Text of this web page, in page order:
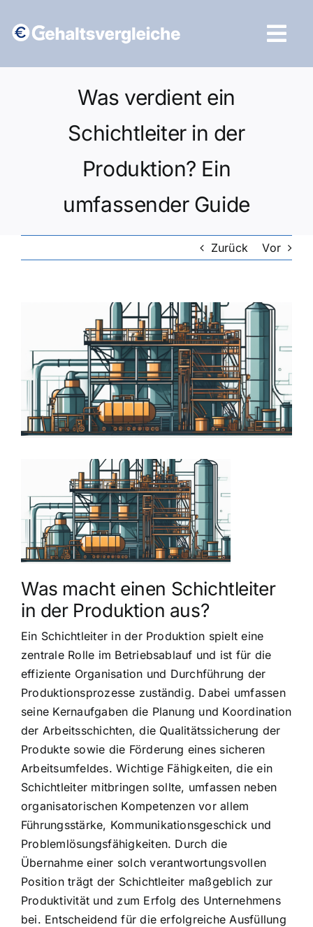
Inhalt
Was verdient ein
Schichtleiter in der
Produktion? Ein
umfassender Guide
Zurück Vor
Bild
Was macht einen Schichtleiter
in der Produktion aus?
Ein Schichtleiter in der Produktion spielt eine
zentrale Rolle im Betriebsablauf und ist für die
effiziente Organisation und Durchführung der
Produktionsprozesse zuständig. Dabei umfassen
seine Kernaufgaben die Planung und Koordination
der Arbeitsschichten, die Qualitätssicherung der
Produkte sowie die Förderung eines sicheren
Arbeitsumfeldes. Wichtige Fähigkeiten, die ein
Schichtleiter mitbringen sollte, umfassen neben
organisatorischen Kompetenzen vor allem
Führungsstärke, Kommunikationsgeschick und
Problemlösungsfähigkeiten. Durch die
Übernahme einer solch verantwortungsvollen
Position trägt der Schichtleiter maßgeblich zur
Produktivität und zum Erfolg des Unternehmens
bei. Entscheidend für die erfolgreiche Ausfüllung